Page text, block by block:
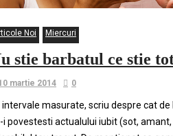
Noi Miercuri
stie barbatul ce stie
martie 2014 0
intervale masurate, scriu despre cat
i povestesti actualului iubit (sot,